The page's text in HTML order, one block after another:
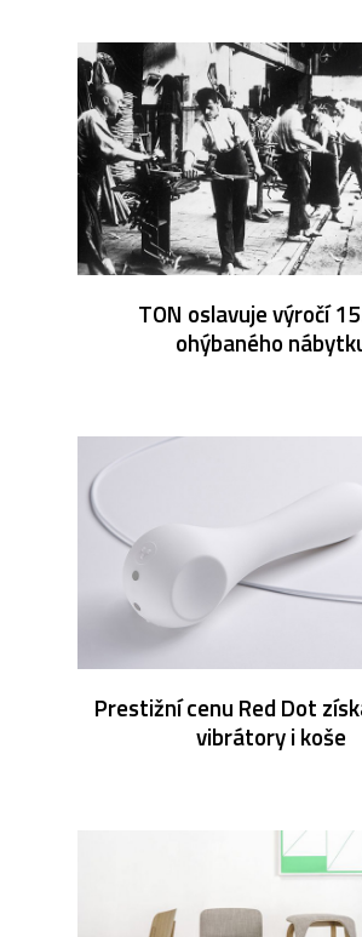
TON oslavuje výročí
ohýbaného
Prestižní cenu Red Dot
vibrátory i koše